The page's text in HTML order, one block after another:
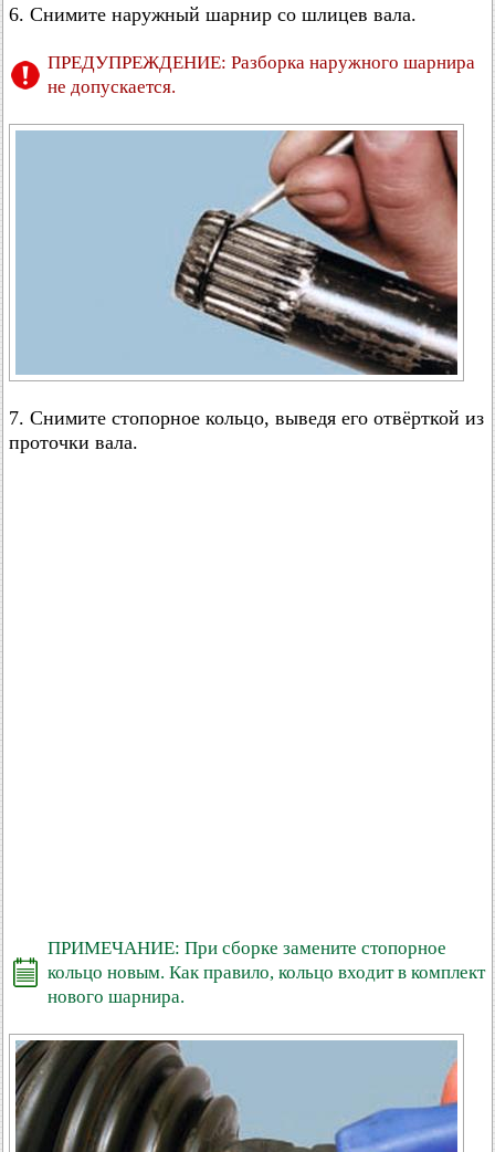
6. Снимите наружный шарнир со шлицев вала.
ПРЕДУПРЕЖДЕНИЕ: Разборка наружного шарнира
не допускается.
7. Снимите стопорное кольцо, выведя его отвёрткой из
проточки вала.
ПРИМЕЧАНИЕ: При сборке замените стопорное
кольцо новым. Как правило, кольцо входит в комплект
нового шарнира.